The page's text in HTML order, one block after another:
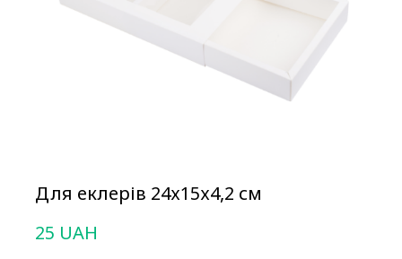
Для еклерів 24х15х4,2 см
25 UAH